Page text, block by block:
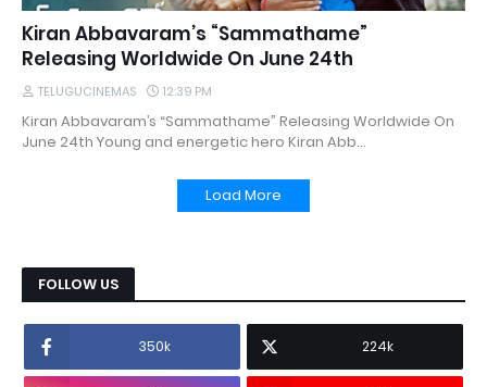
Kiran Abbavaram’s “Sammathame”
Releasing Worldwide On June 24th
TELUGUCINEMAS 12:39 PM
Kiran Abbavaram’s “Sammathame” Releasing Worldwide On
June 24th Young and energetic hero Kiran Abb…
Load More
FOLLOW US
350k 224k